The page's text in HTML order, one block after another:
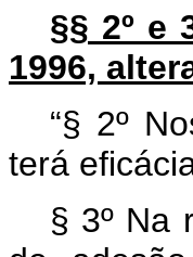
§§ 2º e
1996,
“§ 2º
terá
§ 3º Na